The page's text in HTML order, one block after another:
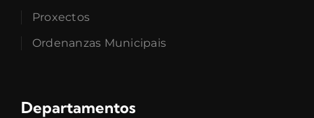
Proxectos
Ordenanzas Municipais
Departamentos